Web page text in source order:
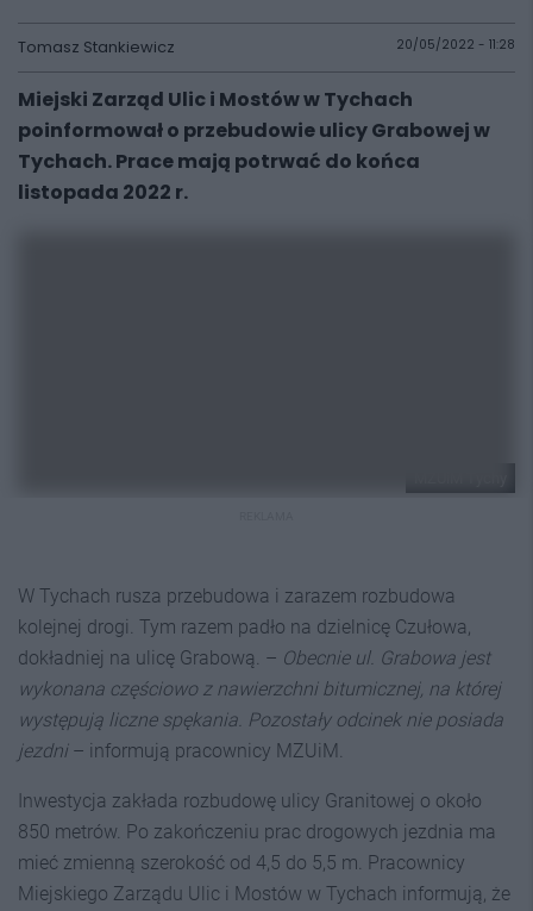
Tomasz Stankiewicz 20/05/2022 - 11:28
Miejski Zarząd Ulic i Mostów w Tychach
poinformował o przebudowie ulicy Grabowej w
Tychach. Prace mają potrwać do końca
listopada 2022 r.
W Tychach rusza przebudowa i zarazem rozbudowa
kolejnej drogi. Tym razem padło na dzielnicę Czułowa,
dokładniej na ulicę Grabową. – Obecnie ul. Grabowa jest
wykonana częściowo z nawierzchni bitumicznej, na której
występują liczne spękania. Pozostały odcinek nie posiada
jezdni– informują pracownicy MZUiM.
Inwestycja zakłada rozbudowę ulicy Granitowej o około
850 metrów. Po zakończeniu prac drogowych jezdnia ma
mieć zmienną szerokość od 4,5 do 5,5 m. Pracownicy
Miejskiego Zarządu Ulic i Mostów w Tychach informują, że